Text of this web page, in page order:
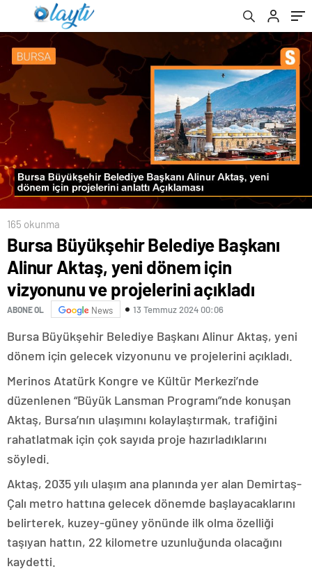
projelerini açıkladı
165 okunma
Bursa Büyükşehir Belediye Başkanı
Alinur Aktaş, yeni dönem için
vizyonunu ve projelerini açıkladı
ABONE OL News 13 Temmuz 2024 00:06
Bursa Büyükşehir Belediye Başkanı Alinur Aktaş, yeni
dönem için gelecek vizyonunu ve projelerini açıkladı.
Merinos Atatürk Kongre ve Kültür Merkezi’nde
düzenlenen “Büyük Lansman Programı”nde konuşan
Aktaş, Bursa’nın ulaşımını kolaylaştırmak, trafiğini
rahatlatmak için çok sayıda proje hazırladıklarını
söyledi.
Aktaş, 2035 yılı ulaşım ana planında yer alan Demirtaş-
Çalı metro hattına gelecek dönemde başlayacaklarını
belirterek, kuzey-güney yönünde ilk olma özelliği
taşıyan hattın, 22 kilometre uzunluğunda olacağını
kaydetti.